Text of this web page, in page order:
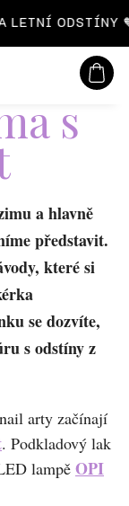
ODSTÍNY 🧡
CZK
Hledat
s
a hlavně
představit.
které si
se dozvíte,
s odstíny z
arty začínají
. Podkladový lak
lampě OPI